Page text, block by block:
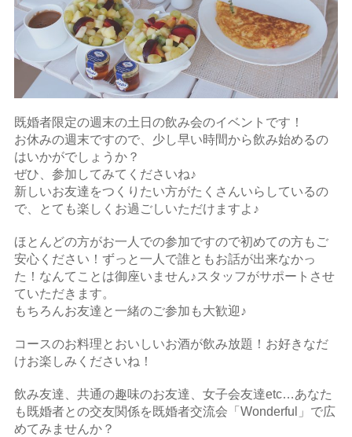
既婚者限定の週末の土日の飲み会のイベントです！
お休みの週末ですので、少し早い時間から飲み始めるの
はいかがでしょうか？
ぜひ、参加してみてくださいね♪
新しいお友達をつくりたい方がたくさんいらしているの
で、とても楽しくお過ごしいただけますよ♪
ほとんどの方がお一人での参加ですので初めての方もご
安心ください！ずっと一人で誰ともお話が出来なかっ
た！なんてことは御座いません♪スタッフがサポートさせ
ていただきます。
もちろんお友達と一緒のご参加も大歓迎♪
コースのお料理とおいしいお酒が飲み放題！お好きなだ
けお楽しみくださいね！
飲み友達、共通の趣味のお友達、女子会友達etc…あなた
も既婚者との交友関係を既婚者交流会「Wonderful」で広
めてみませんか？